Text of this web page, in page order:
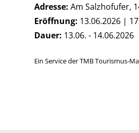
Adresse: Am Salzhofufer,
Eröffnung: 13.06.2026 |
Dauer: 13.06. - 14.06.2026
Ein Service der TMB Tourismus-